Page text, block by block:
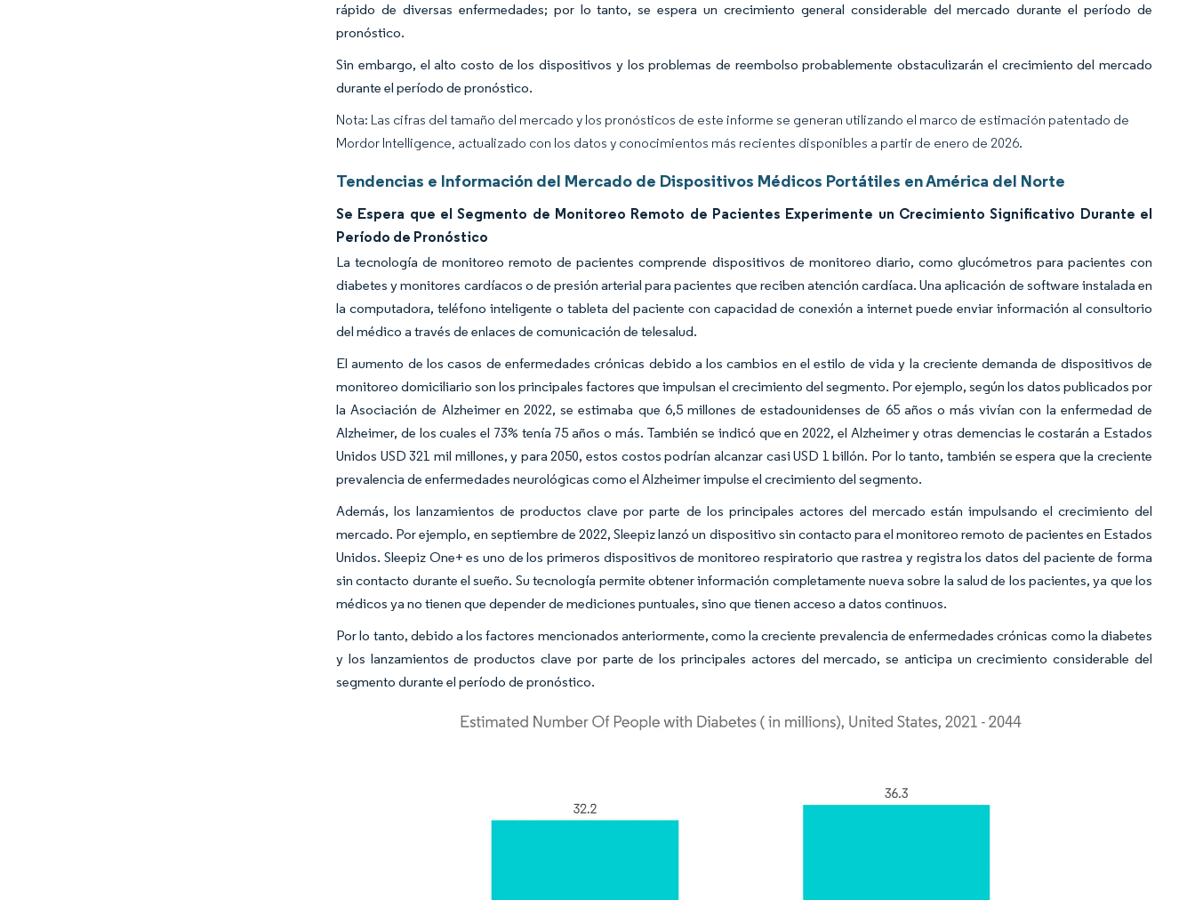
rápido de diversas enfermedades; por lo tanto, se espera un crecimiento general considerable del mercado durante el período de
pronóstico.
Sin embargo, el alto costo de los dispositivos y los problemas de reembolso probablemente obstaculizarán el crecimiento del mercado
durante el período de pronóstico.
Nota: Las cifras del tamaño del mercado y los pronósticos de este informe se generan utilizando el marco de estimación patentado de
Mordor Intelligence, actualizado con los datos y conocimientos más recientes disponibles a partir de enero de 2026.
Tendencias e Información del Mercado de Dispositivos Médicos Portátiles en América del Norte
Se Espera que el Segmento de Monitoreo Remoto de Pacientes Experimente un Crecimiento Significativo Durante el
Período de Pronóstico
La tecnología de monitoreo remoto de pacientes comprende dispositivos de monitoreo diario, como glucómetros para pacientes con
diabetes y monitores cardíacos o de presión arterial para pacientes que reciben atención cardíaca. Una aplicación de software instalada en
la computadora, teléfono inteligente o tableta del paciente con capacidad de conexión a internet puede enviar información al consultorio
del médico a través de enlaces de comunicación de telesalud.
El aumento de los casos de enfermedades crónicas debido a los cambios en el estilo de vida y la creciente demanda de dispositivos de
monitoreo domiciliario son los principales factores que impulsan el crecimiento del segmento. Por ejemplo, según los datos publicados por
la Asociación de Alzheimer en 2022, se estimaba que 6,5 millones de estadounidenses de 65 años o más vivían con la enfermedad de
Alzheimer, de los cuales el 73% tenía 75 años o más. También se indicó que en 2022, el Alzheimer y otras demencias le costarán a Estados
Unidos USD 321 mil millones, y para 2050, estos costos podrían alcanzar casi USD 1 billón. Por lo tanto, también se espera que la creciente
prevalencia de enfermedades neurológicas como el Alzheimer impulse el crecimiento del segmento.
Además, los lanzamientos de productos clave por parte de los principales actores del mercado están impulsando el crecimiento del
mercado. Por ejemplo, en septiembre de 2022, Sleepiz lanzó un dispositivo sin contacto para el monitoreo remoto de pacientes en Estados
Unidos. Sleepiz One+ es uno de los primeros dispositivos de monitoreo respiratorio que rastrea y registra los datos del paciente de forma
sin contacto durante el sueño. Su tecnología permite obtener información completamente nueva sobre la salud de los pacientes, ya que los
médicos ya no tienen que depender de mediciones puntuales, sino que tienen acceso a datos continuos.
Por lo tanto, debido a los factores mencionados anteriormente, como la creciente prevalencia de enfermedades crónicas como la diabetes
y los lanzamientos de productos clave por parte de los principales actores del mercado, se anticipa un crecimiento considerable del
segmento durante el período de pronóstico.